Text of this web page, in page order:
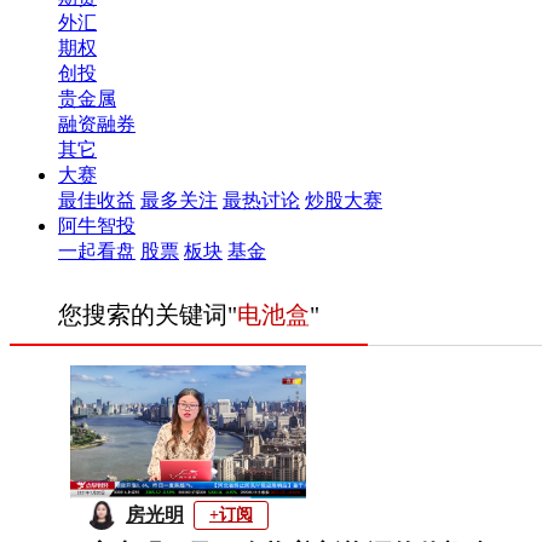
外汇
期权
创投
贵金属
融资融券
其它
大赛
最佳收益 最多关注 最热讨论 炒股大赛
阿牛智投
一起看盘 股票 板块 基金
您搜索的关键词"电池盒"
房光明 +订阅